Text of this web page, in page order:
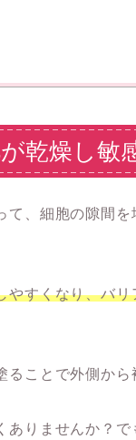
乾燥し敏
、細胞の隙間
やすくなり、バ
ことで外側から
りませんか？で